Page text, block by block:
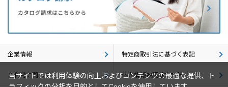
企業情報 特定商取引法に基づく表記
ご利用に関して 個人情報保護基本方針
当サイトでは利用体験の向上およびコンテンツの最適な提供、ト